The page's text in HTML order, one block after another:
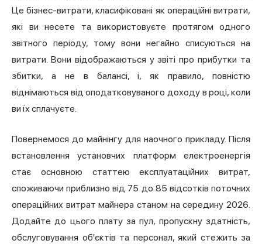
Це бізнес-витрати, класифіковані як операційні витрати,
які ви несете та використовуєте протягом одного
звітного періоду, тому вони негайно списуються на
витрати. Вони відображаються у звіті про прибутки та
збитки, а не в балансі, і, як правило, повністю
віднімаються від оподатковуваного доходу в році, коли
ви їх сплачуєте.
Повернемося до майнінгу для наочного прикладу. Після
встановлення установчих платформ електроенергія
стає основною статтею експлуатаційних витрат,
споживаючи приблизно від 75 до 85 відсотків поточних
операційних витрат майнера станом на середину 2026.
Додайте до цього плату за пул, пропускну здатність,
обслуговування об'єктів та персонал, який стежить за